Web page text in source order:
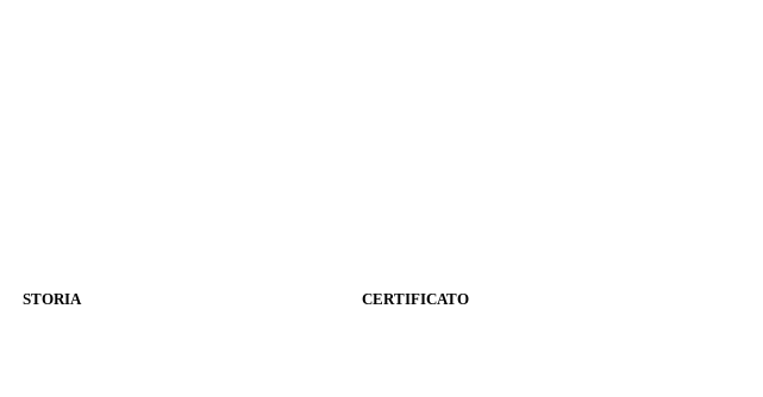
STORIA CERTIFICATO